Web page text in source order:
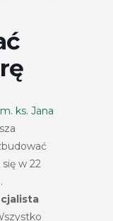
ks. Jana
w 22